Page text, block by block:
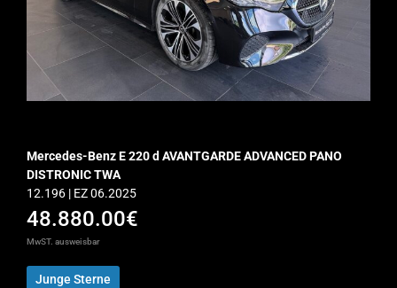
Mercedes-Benz E 220 d AVANTGARDE ADVANCED PANO
DISTRONIC TWA
12.196 | EZ 06.2025
48.880.00€
MwST. ausweisbar
Junge Sterne